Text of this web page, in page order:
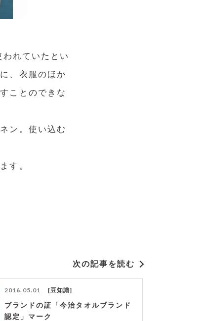
れていたとい
、衣服のほか
ことのできな
ン。使い込む
す。
次の記事を読む
2016.05.01 豆知識
ブランドの証「今治タオルブランド
認定」マーク